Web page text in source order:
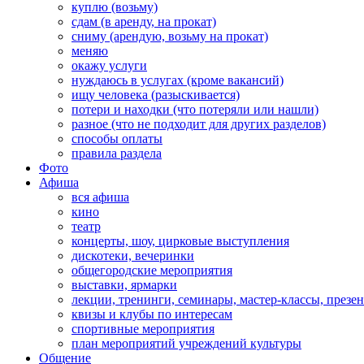
куплю (возьму)
сдам (в аренду, на прокат)
сниму (арендую, возьму на прокат)
меняю
окажу услуги
нуждаюсь в услугах (кроме вакансий)
ищу человека (разыскивается)
потери и находки (что потеряли или нашли)
разное (что не подходит для других разделов)
способы оплаты
правила раздела
Фото
Афиша
вся афиша
кино
театр
концерты, шоу, цирковые выступления
дискотеки, вечеринки
общегородские мероприятия
выставки, ярмарки
лекции, тренинги, семинары, мастер-классы,
квизы и клубы по интересам
спортивные мероприятия
план мероприятий учреждений культуры
Общение